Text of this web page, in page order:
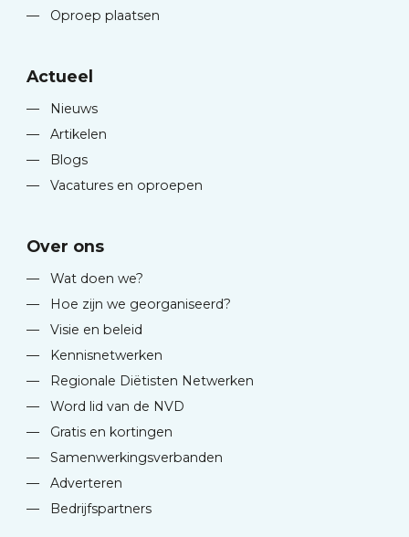
—
Oproep plaatsen
Actueel
—
Nieuws
—
Artikelen
—
Blogs
—
Vacatures en oproepen
Over ons
—
Wat doen we?
—
Hoe zijn we georganiseerd?
—
Visie en beleid
—
Kennisnetwerken
—
Regionale Diëtisten Netwerken
—
Word lid van de NVD
—
Gratis en kortingen
—
Samenwerkingsverbanden
—
Adverteren
—
Bedrijfspartners